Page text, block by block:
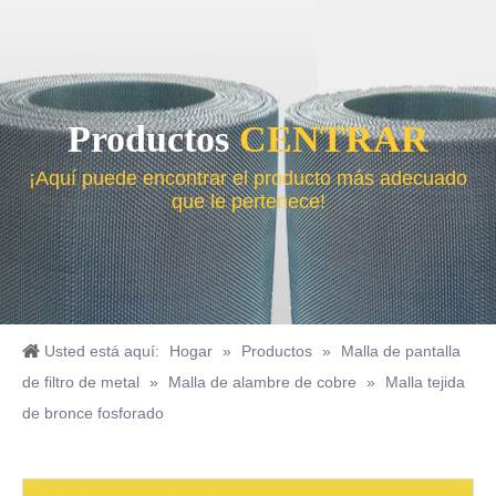
Productos CENTRAR
¡Aquí puede encontrar el producto más adecuado
que le pertenece!
Usted está aquí: Hogar » Productos »
Malla de pantalla
de filtro de metal » Malla de alambre de cobre »
Malla tejida
de bronce fosforado